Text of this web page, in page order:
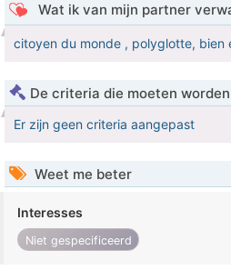
Wat ik van mijn partner
citoyen du monde , polyglotte, bien
De criteria die moeten
Er zijn geen criteria aangepast
Weet me beter
Interesses
Niet gespecificeerd